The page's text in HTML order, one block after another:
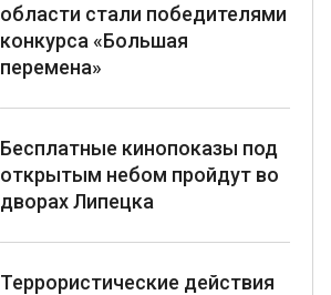
области стали победителями
конкурса «Большая
перемена»
Бесплатные кинопоказы под
открытым небом пройдут во
дворах Липецка
Террористические действия